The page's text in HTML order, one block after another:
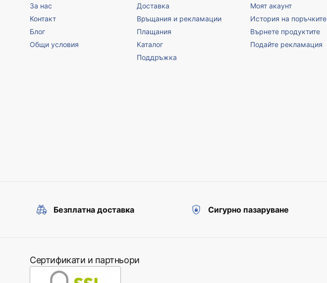
За нас
Контакт
Блог
Общи условия
Доставка
Връщания и рекламации
Плащания
Каталог
Поддръжка
Моят акаунт
История на поръчките
Върнете продуктите
Подайте рекламация
Безплатна доставка Сигурно пазаруване
Сертификати и партньори